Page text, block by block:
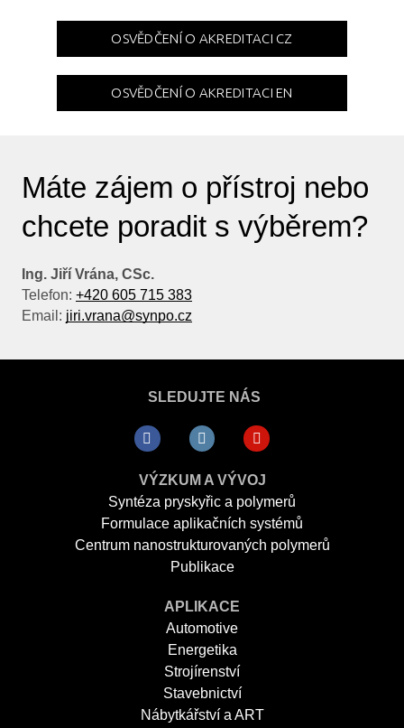
OSVĚDČENÍ O AKREDITACI CZ
OSVĚDČENÍ O AKREDITACI EN
Máte zájem o přístroj nebo
chcete poradit s výběrem?
Ing. Jiří Vrána, CSc.
Telefon: +420 605 715 383
Email: jiri.vrana@synpo.cz
SLEDUJTE NÁS
VÝZKUM A VÝVOJ
Syntéza pryskyřic a polymerů
Formulace aplikačních systémů
Centrum nanostrukturovaných polymerů
Publikace
APLIKACE
Automotive
Energetika
Strojírenství
Stavebnictví
Nábytkářství a ART